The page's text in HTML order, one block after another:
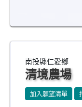
南投縣仁愛鄉
清境農場
加入願望清單